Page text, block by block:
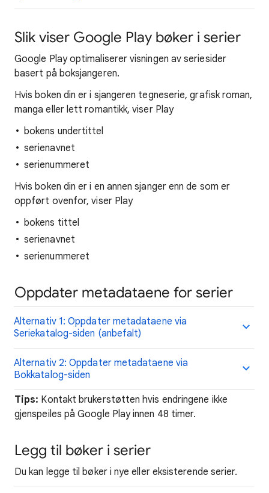
Slik viser Google Play bøker i serier
Google Play optimaliserer visningen av seriesider
basert på boksjangeren.
Hvis boken din er i sjangeren tegneserie, grafisk roman,
manga eller lett romantikk, viser Play
bokens undertittel
serienavnet
serienummeret
Hvis boken din er i en annen sjanger enn de som er
oppført ovenfor, viser Play
bokens tittel
serienavnet
serienummeret
Oppdater metadataene for serier
Alternativ 1: Oppdater metadataene via
Seriekatalog-siden (anbefalt)
Alternativ 2: Oppdater metadataene via
Bokkatalog-siden
Tips: Kontakt brukerstøtten hvis endringene ikke
gjenspeiles på Google Play innen 48 timer.
Legg til bøker i serier
Du kan legge til bøker i nye eller eksisterende serier.